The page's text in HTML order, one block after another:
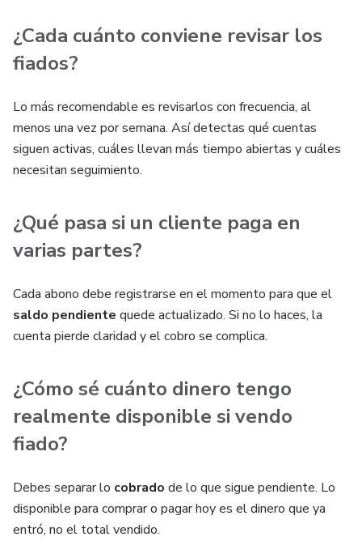
¿Cada cuánto conviene revisar los
fiados?
Lo más recomendable es revisarlos con frecuencia, al
menos una vez por semana. Así detectas qué cuentas
siguen activas, cuáles llevan más tiempo abiertas y cuáles
necesitan seguimiento.
¿Qué pasa si un cliente paga en
varias partes?
Cada abono debe registrarse en el momento para que el
saldo pendiente quede actualizado. Si no lo haces, la
cuenta pierde claridad y el cobro se complica.
¿Cómo sé cuánto dinero tengo
realmente disponible si vendo
fiado?
Debes separar lo cobrado de lo que sigue pendiente. Lo
disponible para comprar o pagar hoy es el dinero que ya
entró, no el total vendido.